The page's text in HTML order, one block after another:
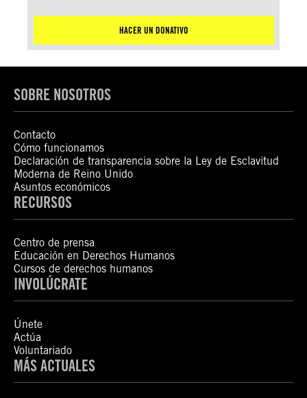
HACER UN DONATIVO
SOBRE NOSOTROS
Contacto
Cómo funcionamos
Declaración de transparencia sobre la Ley de Esclavitud
Moderna de Reino Unido
Asuntos económicos
RECURSOS
Centro de prensa
Educación en Derechos Humanos
Cursos de derechos humanos
INVOLÚCRATE
Únete
Actúa
Voluntariado
MÁS ACTUALES